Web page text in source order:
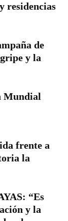
residencias
de
y la
Mundial
frente a
la
“Es
y la